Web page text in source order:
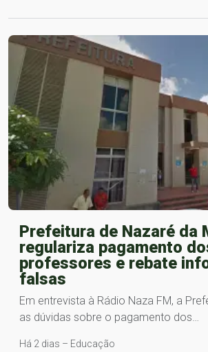
Prefeitura de Nazaré da
regulariza pagamento
professores e rebate
falsas
Em entrevista à Rádio Naza FM, a
as dúvidas sobre o pagamento dos…
Há 2 dias – Educação